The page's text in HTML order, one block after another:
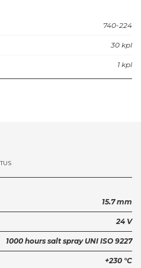
740-224
30 kpl
1 kpl
15.7 mm
24 V
1000 hours salt spray UNI ISO 9227
+230 °C